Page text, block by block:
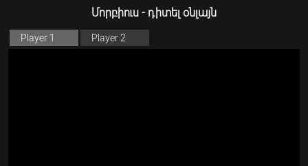
Մորբիուս - դիտել օնլայն
Player 1 Player 2